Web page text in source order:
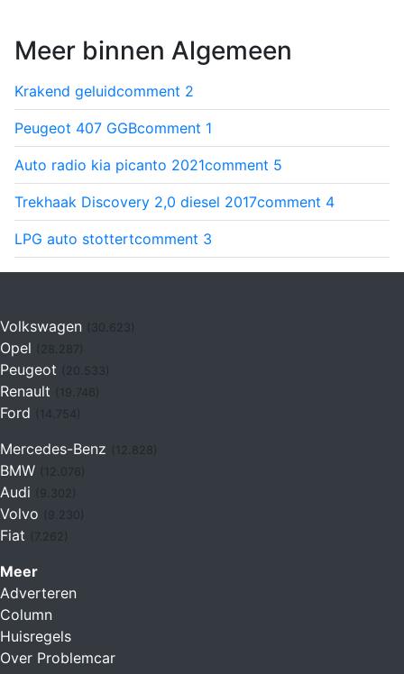
Meer binnen Algemeen
Krakend geluidcomment 2
Peugeot 407 GGBcomment 1
Auto radio kia picanto 2021comment 5
Trekhaak Discovery 2,0 diesel 2017comment 4
LPG auto stottertcomment 3
Volkswagen (30.623)
Opel
Peugeot
Renault (19.746)
Ford (14.754)
Mercedes-Benz
BMW (12.076)
Audi
Volvo
Fiat (7.262)
Meer
Adverteren
Column
Huisregels
Over Problemcar